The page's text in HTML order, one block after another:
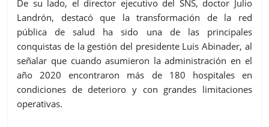
De su lado, el director ejecutivo del SNS, doctor Julio
Landrón, destacó que la transformación de la red
pública de salud ha sido una de las principales
conquistas de la gestión del presidente Luis Abinader, al
señalar que cuando asumieron la administración en el
año 2020 encontraron más de 180 hospitales en
condiciones de deterioro y con grandes limitaciones
operativas.